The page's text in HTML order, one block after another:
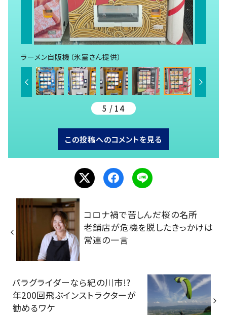
ラーメン自販機（氷室さん提供）
5 / 14
この投稿へのコメントを見る
コロナ禍で苦しんだ桜の名所
老舗店が危機を脱したきっかけは
常連の一言
パラグライダーなら紀の川市!?
年200回飛ぶインストラクターが
勧めるワケ